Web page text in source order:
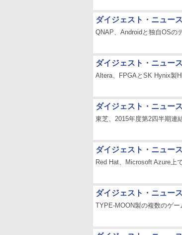
ダイジェスト・ニュース
QNAP、Androidと独自OS
ダイジェスト・ニュース
Altera、FPGAとSK Hynix製
ダイジェスト・ニュース
東芝、2015年度第2四半期
ダイジェスト・ニュース
Red Hat、Microsoft Azure
ダイジェスト・ニュース
TYPE-MOON製の複数のゲ